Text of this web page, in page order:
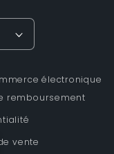
électronique
remboursement
vente